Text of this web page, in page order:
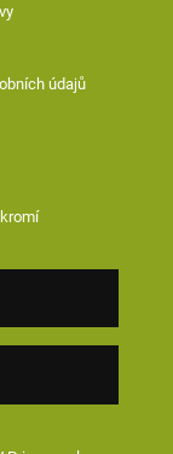
údajů